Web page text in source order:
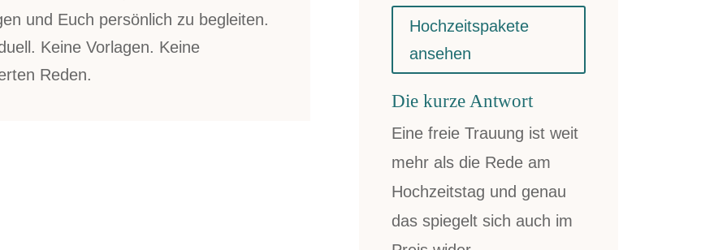
und Euch persönlich zu begleiten.
Keine Vorlagen. Keine
Reden.
Hochzeitspakete
ansehen
Die kurze Antwort
Eine freie Trauung ist weit
mehr als die Rede am
Hochzeitstag und genau
das spiegelt sich auch im